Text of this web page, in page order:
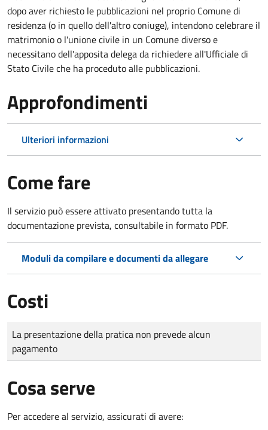
dopo aver richiesto le pubblicazioni nel proprio Comune di
residenza (o in quello dell'altro coniuge), intendono celebrare il
matrimonio o l'unione civile in un Comune diverso e
necessitano dell'apposita delega da richiedere all'Ufficiale di
Stato Civile che ha proceduto alle pubblicazioni.
Approfondimenti
Ulteriori informazioni
Come fare
Il servizio può essere attivato presentando tutta la
documentazione prevista, consultabile in formato PDF.
Moduli da compilare e documenti da allegare
Costi
Tipo di pagamento
Importo
La presentazione della pratica non prevede alcun
pagamento
Cosa serve
Per accedere al servizio, assicurati di avere: